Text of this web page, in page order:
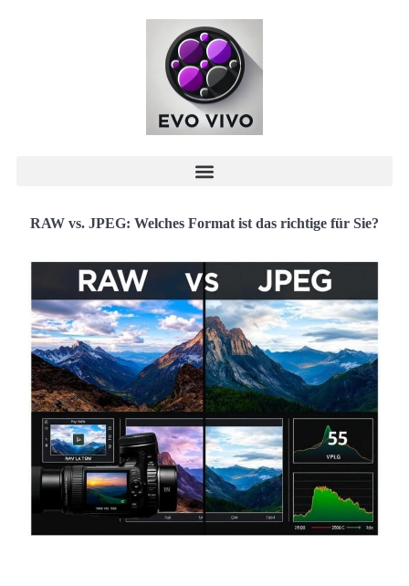
RAW vs. JPEG: Welches Format ist das richtige für Sie?